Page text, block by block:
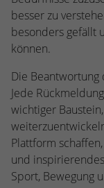
besser zu
besonders gefällt
können.
Die
Jede
wichtiger
Plattform
und
Sport, Bewegung
Name
Laufzeit 1
Zweck
Name
Statistiken
Diese Gruppe
und zugehörige
Website zu
Name
Anbieter